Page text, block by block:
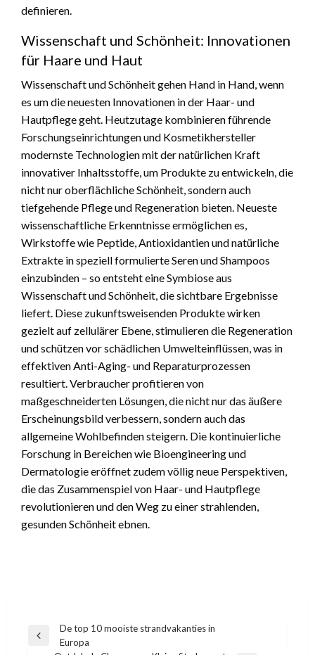
definieren.
Wissenschaft und Schönheit: Innovationen
für Haare und Haut
Wissenschaft und Schönheit gehen Hand in Hand, wenn
es um die neuesten Innovationen in der Haar- und
Hautpflege geht. Heutzutage kombinieren führende
Forschungseinrichtungen und Kosmetikhersteller
modernste Technologien mit der natürlichen Kraft
innovativer Inhaltsstoffe, um Produkte zu entwickeln, die
nicht nur oberflächliche Schönheit, sondern auch
tiefgehende Pflege und Regeneration bieten. Neueste
wissenschaftliche Erkenntnisse ermöglichen es,
Wirkstoffe wie Peptide, Antioxidantien und natürliche
Extrakte in speziell formulierte Seren und Shampoos
einzubinden – so entsteht eine Symbiose aus
Wissenschaft und Schönheit, die sichtbare Ergebnisse
liefert. Diese zukunftsweisenden Produkte wirken
gezielt auf zellulärer Ebene, stimulieren die Regeneration
und schützen vor schädlichen Umwelteinflüssen, was in
effektiven Anti-Aging- und Reparaturprozessen
resultiert. Verbraucher profitieren von
maßgeschneiderten Lösungen, die nicht nur das äußere
Erscheinungsbild verbessern, sondern auch das
allgemeine Wohlbefinden steigern. Die kontinuierliche
Forschung in Bereichen wie Bioengineering und
Dermatologie eröffnet zudem völlig neue Perspektiven,
die das Zusammenspiel von Haar- und Hautpflege
revolutionieren und den Weg zu einer strahlenden,
gesunden Schönheit ebnen.
Bericht
navigatie
Vorige
De top 10 mooiste strandvakanties in
Europa